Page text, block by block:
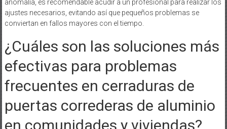
anomalía, es recomendable acudir a un profesional para realizar los
ajustes necesarios, evitando así que pequeños problemas se
conviertan en fallos mayores con el tiempo.
¿Cuáles son las soluciones más
efectivas para problemas
frecuentes en cerraduras de
puertas correderas de aluminio
en comunidades y viviendas?